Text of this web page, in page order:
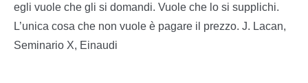
egli vuole che gli si domandi. Vuole che lo si supplichi.
L’unica cosa che non vuole è pagare il prezzo. J. Lacan,
Seminario X, Einaudi